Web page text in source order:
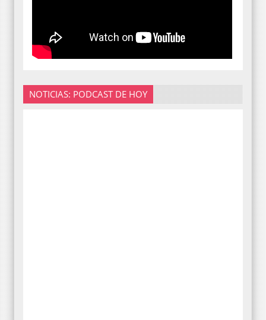
NOTICIAS: PODCAST DE HOY